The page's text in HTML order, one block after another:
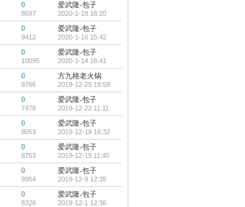
0
8697
爱武隆-包子
2020-1-18 16:20
0
9412
爱武隆-包子
2020-1-16 15:42
0
10095
爱武隆-包子
2020-1-14 16:41
0
9766
方九格老火锅
2019-12-25 19:59
0
7478
爱武隆-包子
2019-12-22 11:11
0
8053
爱武隆-包子
2019-12-18 16:32
0
8753
爱武隆-包子
2019-12-15 11:45
0
9954
爱武隆-包子
2019-12-9 12:35
0
8326
爱武隆-包子
2019-12-1 12:36